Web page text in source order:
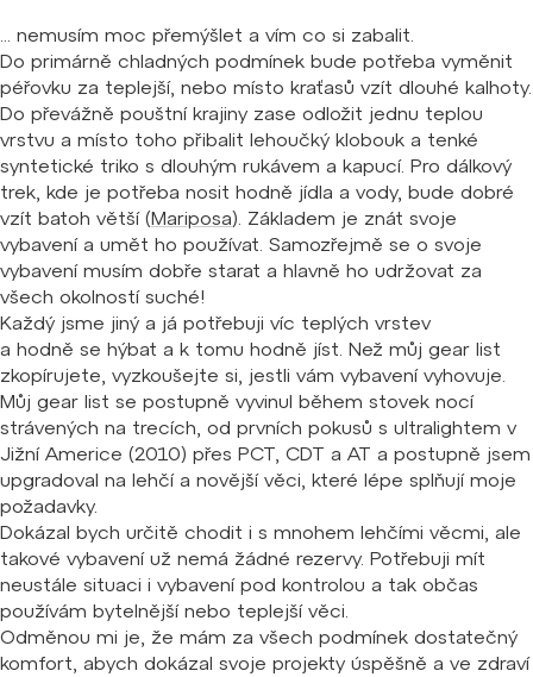
... nemusím moc přemýšlet a vím co si zabalit.
Do primárně chladných podmínek bude potřeba vyměnit
péřovku za teplejší, nebo místo kraťasů vzít dlouhé kalhoty.
Do převážně pouštní krajiny zase odložit jednu teplou
vrstvu a místo toho přibalit lehoučký klobouk a tenké
syntetické triko s dlouhým rukávem a kapucí. Pro dálkový
trek, kde je potřeba nosit hodně jídla a vody, bude dobré
vzít batoh větší (Mariposa). Základem je znát svoje
vybavení a umět ho používat. Samozřejmě se o svoje
vybavení musím dobře starat a hlavně ho udržovat za
všech okolností suché!
Každý jsme jiný a já potřebuji víc teplých vrstev
a hodně se hýbat a k tomu hodně jíst. Než můj gear list
zkopírujete, vyzkoušejte si, jestli vám vybavení vyhovuje.
Můj gear list se postupně vyvinul během stovek nocí
strávených na trecích, od prvních pokusů s ultralightem v
Jižní Americe (2010) přes PCT, CDT a AT a postupně jsem
upgradoval na lehčí a novější věci, které lépe splňují moje
požadavky.
Dokázal bych určitě chodit i s mnohem lehčími věcmi, ale
takové vybavení už nemá žádné rezervy. Potřebuji mít
neustále situaci i vybavení pod kontrolou a tak občas
používám bytelnější nebo teplejší věci.
Odměnou mi je, že mám za všech podmínek dostatečný
komfort, abych dokázal svoje projekty úspěšně a ve zdraví